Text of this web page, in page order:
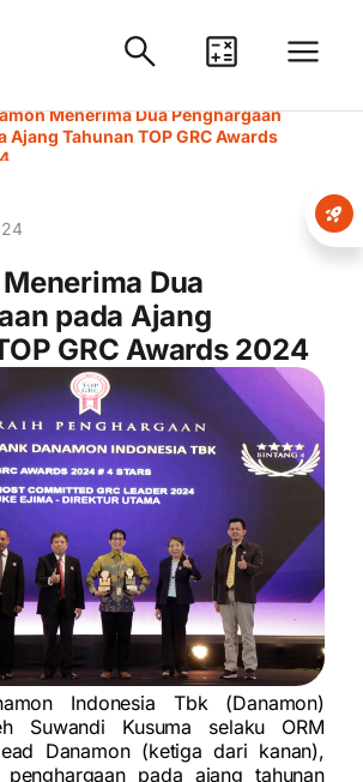
Menerima Dua Penghargaan
Ajang Tahunan TOP GRC Awards
Dua
pada Ajang
GRC Awards 2024
Indonesia Tbk (Danamon)
Suwandi Kusuma selaku ORM
Danamon (ketiga dari kanan),
pada ajang tahunan